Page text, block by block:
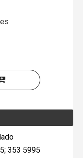
353 5995